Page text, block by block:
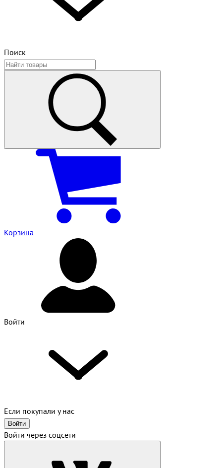
Поиск
Корзина
Войти
Если покупали у нас
Войти
Войти через соцсети